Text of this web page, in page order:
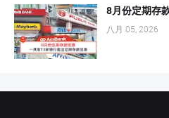
8月份定期存
八月 05, 2026